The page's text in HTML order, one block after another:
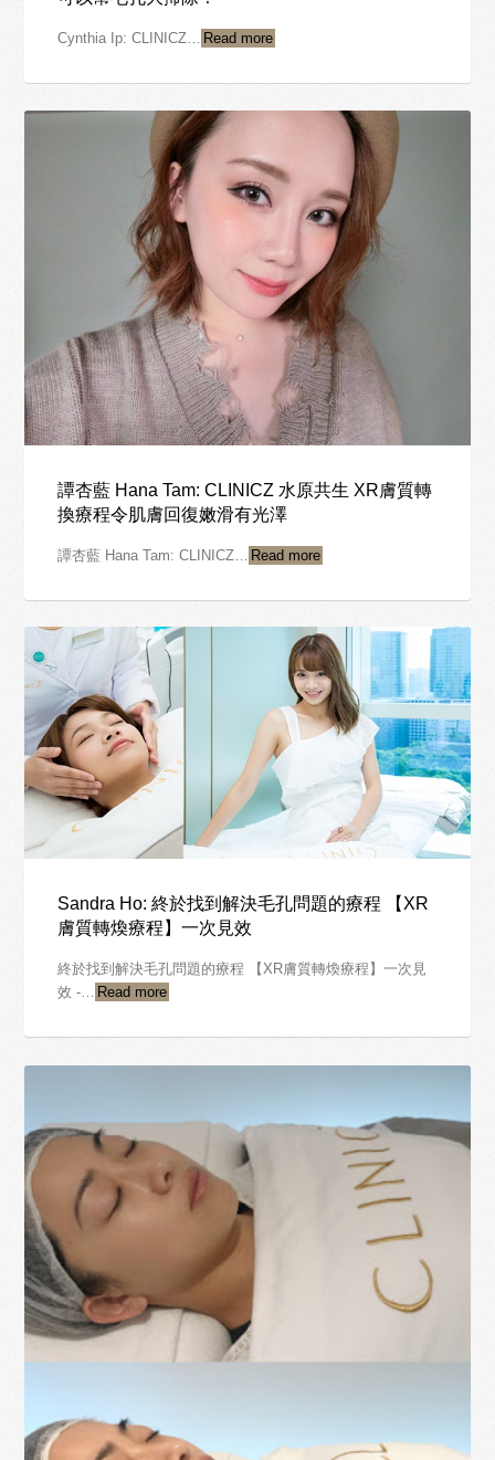
Cynthia Ip: CLINICZ… Read more
譚杏藍 Hana Tam: CLINICZ 水原共生 XR膚質轉
換療程令肌膚回復嫩滑有光澤
譚杏藍 Hana Tam: CLINICZ… Read more
Sandra Ho: 終於找到解決毛孔問題的療程 【XR
膚質轉煥療程】一次見效
終於找到解決毛孔問題的療程 【XR膚質轉煥療程】一次見
效 -… Read more